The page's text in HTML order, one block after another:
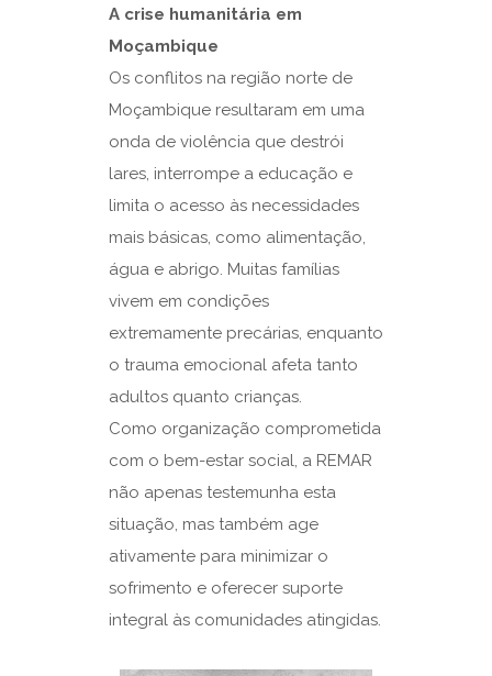
A crise humanitária em
Moçambique
Os conflitos na região norte de
Moçambique resultaram em uma
onda de violência que destrói
lares, interrompe a educação e
limita o acesso às necessidades
mais básicas, como alimentação,
água e abrigo. Muitas famílias
vivem em condições
extremamente precárias, enquanto
o trauma emocional afeta tanto
adultos quanto crianças.
Como organização comprometida
com o bem-estar social, a REMAR
não apenas testemunha esta
situação, mas também age
ativamente para minimizar o
sofrimento e oferecer suporte
integral às comunidades atingidas.